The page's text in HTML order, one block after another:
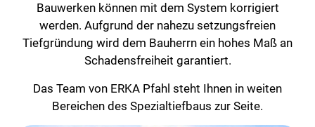
Bauwerken können mit dem System korrigiert
werden. Aufgrund der nahezu setzungsfreien
Tiefgründung wird dem Bauherrn ein hohes Maß an
Schadensfreiheit garantiert.
Das Team von ERKA Pfahl steht Ihnen in weiten
Bereichen des Spezialtiefbaus zur Seite.